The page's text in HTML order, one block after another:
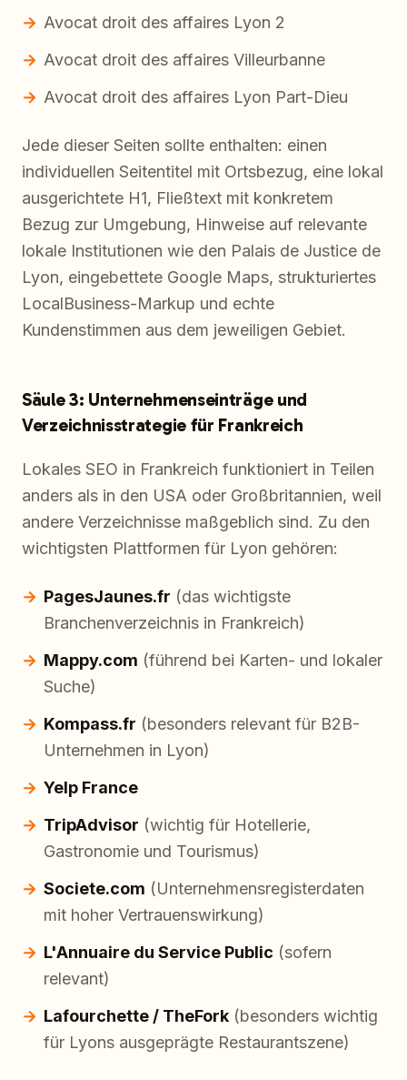
Avocat droit des affaires Lyon 2
Avocat droit des affaires Villeurbanne
Avocat droit des affaires Lyon Part-Dieu
Jede dieser Seiten sollte enthalten: einen
individuellen Seitentitel mit Ortsbezug, eine lokal
ausgerichtete H1, Fließtext mit konkretem
Bezug zur Umgebung, Hinweise auf relevante
lokale Institutionen wie den Palais de Justice de
Lyon, eingebettete Google Maps, strukturiertes
LocalBusiness-Markup und echte
Kundenstimmen aus dem jeweiligen Gebiet.
Säule 3: Unternehmenseinträge und
Verzeichnisstrategie für Frankreich
Lokales SEO in Frankreich funktioniert in Teilen
anders als in den USA oder Großbritannien, weil
andere Verzeichnisse maßgeblich sind. Zu den
wichtigsten Plattformen für Lyon gehören:
PagesJaunes.fr (das wichtigste
Branchenverzeichnis in Frankreich)
Mappy.com (führend bei Karten- und lokaler
Suche)
Kompass.fr (besonders relevant für B2B-
Unternehmen in Lyon)
Yelp France
TripAdvisor (wichtig für Hotellerie,
Gastronomie und Tourismus)
Societe.com (Unternehmensregisterdaten
mit hoher Vertrauenswirkung)
L'Annuaire du Service Public (sofern
relevant)
Lafourchette / TheFork (besonders wichtig
für Lyons ausgeprägte Restaurantszene)